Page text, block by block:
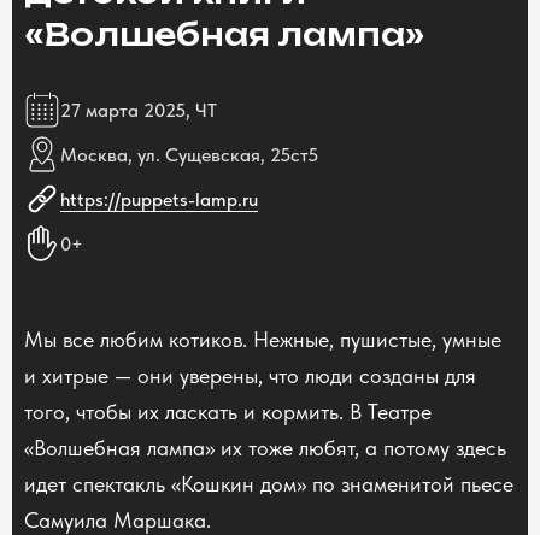
«Волшебная лампа»
27 марта 2025, ЧТ
Москва, ул. Сущевская, 25ст5
https://puppets-lamp.ru
0+
Мы все любим котиков. Нежные, пушистые, умные
и хитрые — они уверены, что люди созданы для
того, чтобы их ласкать и кормить. В Театре
«Волшебная лампа» их тоже любят, а потому здесь
идет спектакль «Кошкин дом» по знаменитой пьесе
Самуила Маршака.